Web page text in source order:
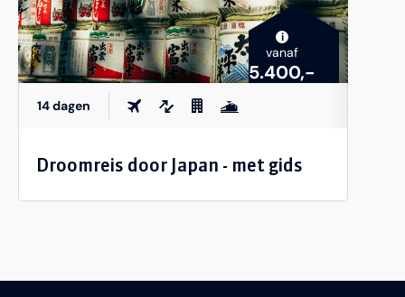
i
vanaf
5.400,-
14 dagen
Droomreis door Japan - met gids